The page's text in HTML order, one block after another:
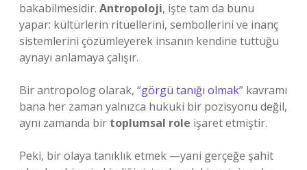
bakabilmesidir. Antropoloji, işte tam da bunu
yapar: kültürlerin ritüellerini, sembollerini ve inanç
sistemlerini çözümleyerek insanın kendine tuttuğu
aynayı anlamaya çalışır.
Bir antropolog olarak, “görgü tanığı olmak” kavramı
bana her zaman yalnızca hukuki bir pozisyonu değil,
aynı zamanda bir toplumsal role işaret etmiştir.
Peki, bir olaya tanıklık etmek —yani gerçeğe şahit